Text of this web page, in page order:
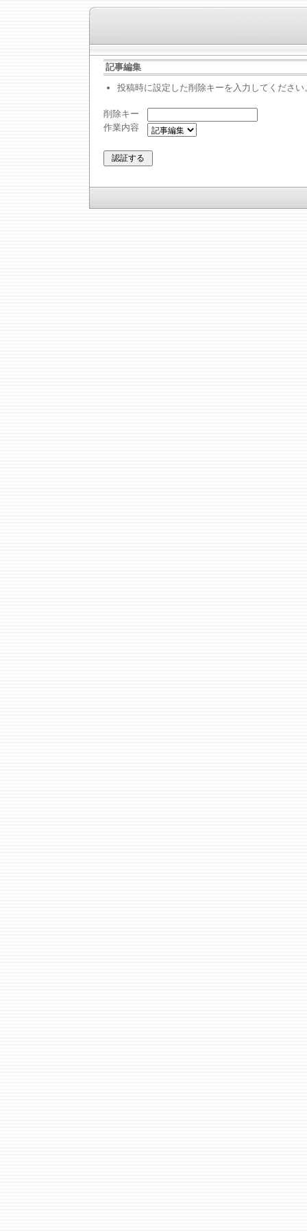
記事編集
投稿時に設定した削除キーを入力してください
削除キー
作業内容